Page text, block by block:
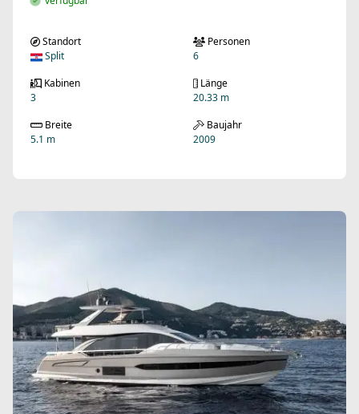
Standort
Split
Personen
6
Kabinen
3
Länge
20.33 m
Breite
5.1 m
Baujahr
2009